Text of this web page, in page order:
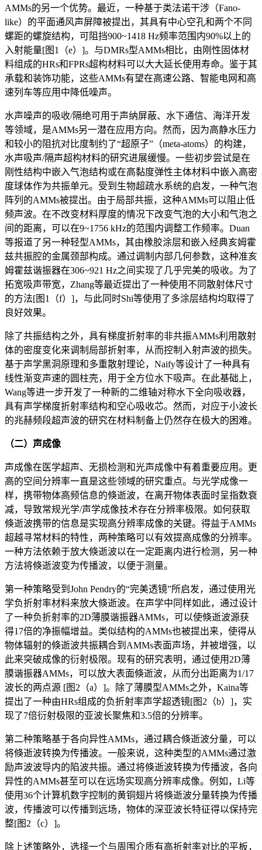
AMMs的另一个优势。最近，一种基于类法诺干涉（Fano-
like）的平面通风声屏障被提出，其具有中心空孔和两个不同
螺距的螺旋结构，可阻挡900~1418 Hz频率范围内90%以上的
入射能量[图1（e）]。与DMRs型AMMs相比，由刚性固体材
料组成的HRs和FPRs超构材料可以大大延长使用寿命。鉴于其
承载和装饰功能，这些AMMs有望在高速公路、智能电网和高
速列车等应用中降低噪声。
水声噪声的吸收/隔绝可用于声纳屏蔽、水下通信、海洋开发
等领域，是AMMs另一潜在应用方向。然而，因为高静水压力
和较小的阻抗对比度制约了“超原子”（meta-atoms）的构建，
水声吸声/隔声超构材料的研究进展缓慢。一些初步尝试是在
刚性结构中嵌入气泡结构或在高黏度弹性主体材料中嵌入高密
度球体作为共振单元。受到生物超疏水系统的启发，一种气泡
阵列的AMMs被提出。由于局部共振，这种AMMs可以阻止低
频声波。在不改变材料厚度的情况下改变气泡的大小和气泡之
间的距离，可以在9~1756 kHz的范围内调整工作频率。Duan
等报道了另一种轻型AMMs，其由橡胶涂层和嵌入经典亥姆霍
兹共振腔的金属颈部构成。通过调制内部几何参数，这种准亥
姆霍兹谐振器在306~921 Hz之间实现了几乎完美的吸收。为了
拓宽吸声带宽，Zhang等最近提出了一种使用不同散射体尺寸
的方法[图1（f）]，与此同时Shi等使用了多涂层结构均取得了
良好效果。
除了共振结构之外，具有梯度折射率的非共振AMMs利用散射
体的密度变化来调制局部折射率，从而控制入射声波的损失。
基于声学黑洞原理和多重散射理论，Naify等设计了一种具有
线性渐变声速的圆柱壳，用于全方位水下吸声。在此基础上，
Wang等进一步开发了一种新的二维轴对称水下全向吸收器，
具有声学梯度折射率结构和空心吸收芯。然而，对应于小波长
的兆赫频段超声波的研究在材料制备上仍然存在极大的困难。
（二）声成像
声成像在医学超声、无损检测和光声成像中有着重要应用。更
高的空间分辨率一直是这些领域的研究重点。与光学成像一
样，携带物体高频信息的倏逝波，在离开物体表面时呈指数衰
减，导致常规光学/声学成像技术存在分辨率极限。如何获取
倏逝波携带的信息是实现高分辨率成像的关键。得益于AMMs
超越寻常材料的特性，两种策略可以有效提高成像的分辨率。
一种方法依赖于放大倏逝波以在一定距离内进行检测，另一种
方法将倏逝波变为传播波，以便于测量。
第一种策略受到John Pendry的“完美透镜”所启发，通过使用光
学负折射率材料来放大倏逝波。在声学中同样如此，通过设计
了一种负折射率的2D薄膜谐振器AMMs，可以使倏逝波源获
得17倍的净振幅增益。类似结构的AMMs也被提出来，使得从
物体辐射的倏逝波共振耦合到AMMs表面声场，并被增强，以
此来突破成像的衍射极限。现有的研究表明，通过使用2D薄
膜谐振器AMMs，可以放大表面倏逝波，从而分出距离为1/17
波长的两点源 [图2（a）]。除了薄膜型AMMs之外，Kaina等
提出了一种由HRs组成的负折射率声学超透镜[图2（b）]，实
现了7倍衍射极限的亚波长聚焦和3.5倍的分辨率。
第二种策略基于各向异性AMMs，通过耦合倏逝波分量，可以
将倏逝波转换为传播波。一般来说，这种类型的AMMs通过激
励声波波导内的陷波共振。通过将倏逝波转换为传播波，各向
异性的AMMs甚至可以在远场实现高分辨率成像。例如，Li等
使用36个计算机数字控制的黄铜翅片将倏逝波分量转换为传播
波，传播波可以传播到远场，物体的深亚波长特征得以保持完
整[图2（c）]。
除上述策略外，选择一个与周围介质有高折射率对比的平板，